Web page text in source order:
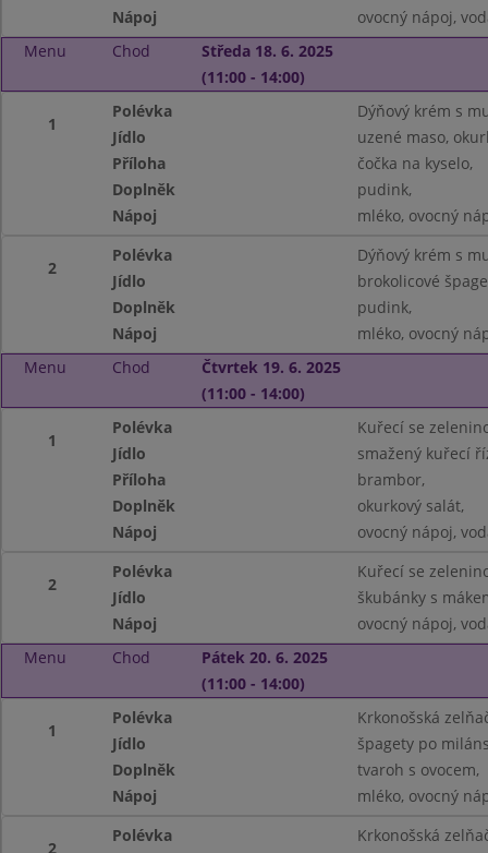
Nápoj
ovocný nápoj,
Menu
Chod
Středa 18. 6. 2025
(11:00 - 14:00)
1
Polévka
Dýňový krém s
Jídlo
uzené maso,
Příloha
čočka na kyselo,
Doplněk
pudink,
Nápoj
mléko, ovocný
2
Polévka
Dýňový krém s
Jídlo
brokolicové
Doplněk
pudink,
Nápoj
mléko, ovocný
Menu
Chod
Čtvrtek 19. 6. 2025
(11:00 - 14:00)
1
Polévka
Kuřecí se
Jídlo
smažený kuřecí
Příloha
brambor,
Doplněk
okurkový salát,
Nápoj
ovocný nápoj,
2
Polévka
Kuřecí se
Jídlo
škubánky s
Nápoj
ovocný nápoj,
Menu
Chod
Pátek 20. 6. 2025
(11:00 - 14:00)
1
Polévka
Krkonošská
Jídlo
špagety po
Doplněk
tvaroh s ovocem,
Nápoj
mléko, ovocný
2
Polévka
Krkonošská